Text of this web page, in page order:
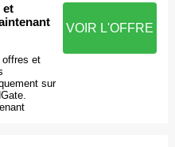
et
offres et
sur
VOIR L'OFFRE